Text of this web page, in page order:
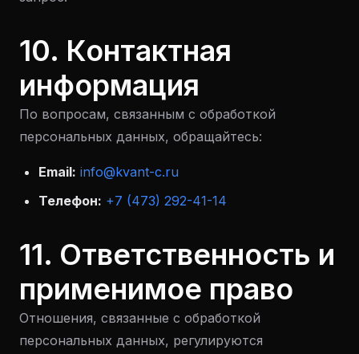
10. Контактная
информация
По вопросам, связанным с обработкой
персональных данных, обращайтесь:
Email: info@kvant-c.ru
Телефон: +7 (473) 292-41-14
11. Ответственность и
применимое право
Отношения, связанные с обработкой
персональных данных, регулируются